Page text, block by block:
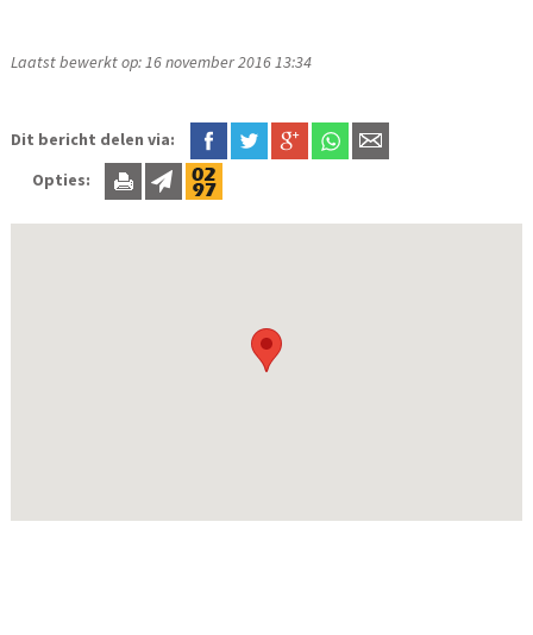
Laatst bewerkt op: 16 november 2016 13:34
Dit bericht delen via:
Opties: